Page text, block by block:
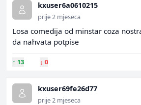
kxuser6a0610215
prije 2 mjeseca
Losa comedija od minstar coza
da nahvata potpise
↑ 13 ↓ 0
kxuser69fe26d77
prije 2 mjeseca